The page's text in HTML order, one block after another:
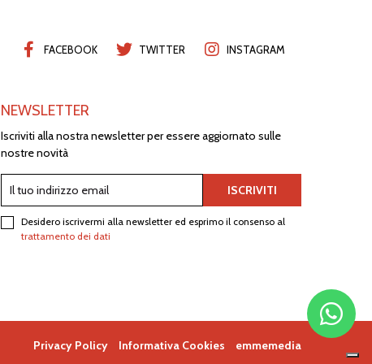
FACEBOOK TWITTER INSTAGRAM
NEWSLETTER
Iscriviti alla nostra newsletter per essere aggiornato sulle
nostre novità
Desidero iscrivermi alla newsletter ed esprimo il consenso al
trattamento dei dati
Privacy Policy Informativa Cookies emmemedia